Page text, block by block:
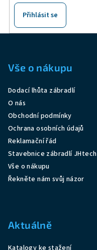
Přihlásit se
Vše o nákupu
Dodací lhůta zábradlí
O nás
Obchodní podmínky
Ochrana osobních údajů
Reklamační řád
Stavebnice zábradlí JHtech
Vše o nákupu
Řekněte nám svůj názor
Aktuálně